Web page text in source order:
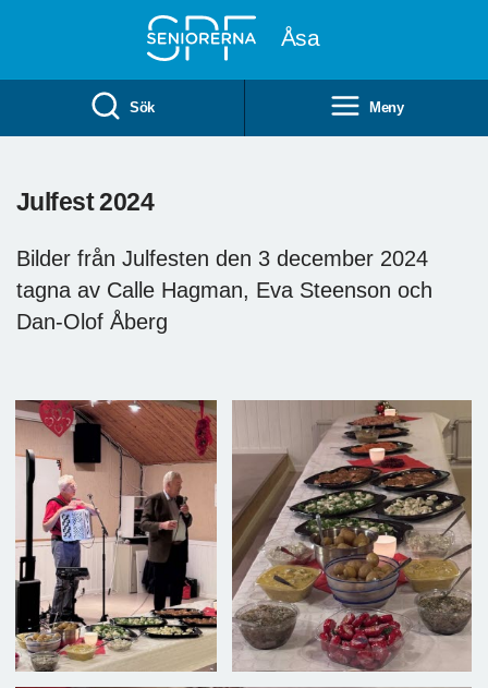
Åsa
Sök Meny
Julfest 2024
Bilder från Julfesten den 3 december 2024
tagna av Calle Hagman, Eva Steenson och
Dan-Olof Åberg